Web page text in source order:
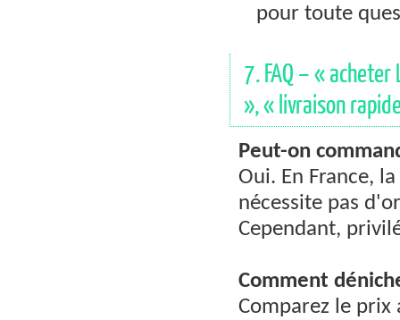
pour toute
7. FAQ – «
», « livraison
Peut-on
Oui. En France,
nécessite pas
Cependant,
Comment
Comparez le prix